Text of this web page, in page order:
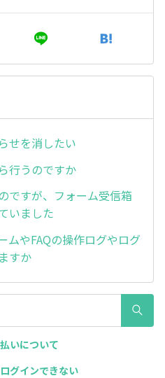
せを消したい
行うのですか
ですが、フォーム受信箱
いました
ムやFAQの操作ログやログ
すか
いについて
グインできない